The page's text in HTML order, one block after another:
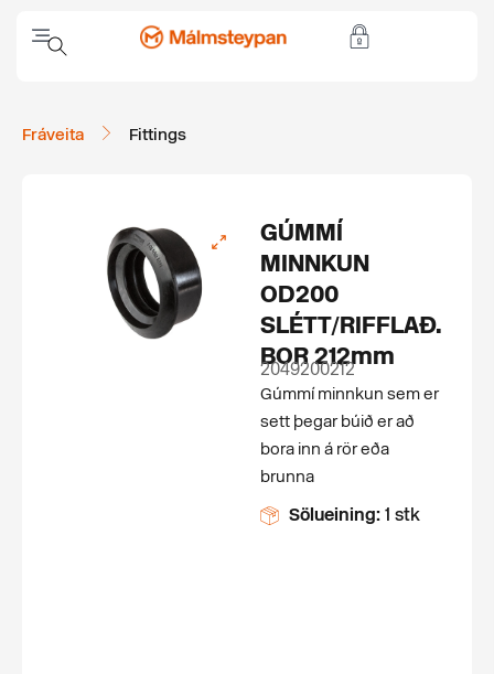
Fráveita Fittings
GÚMMÍ
MINNKUN
OD200
SLÉTT/RIFFLAÐ.
BOR 212mm
2049200212
Gúmmí minnkun sem er
sett þegar búið er að
bora inn á rör eða
brunna
Sölueining:1 stk